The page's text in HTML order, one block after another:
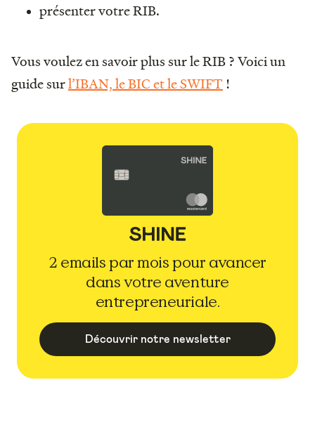
présenter votre RIB.
Vous voulez en savoir plus sur le RIB ? Voici un
guide surl’IBAN, le BIC et le SWIFT!
2 emails par mois pour avancer
dans votre aventure
entrepreneuriale.
Découvrir notre newsletter